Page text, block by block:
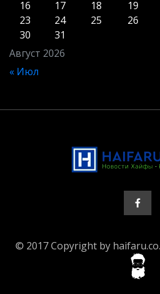
Август 2026
16
17 18 19
23
24 25 26
30
31
« Июл
© 2017 Copyright by